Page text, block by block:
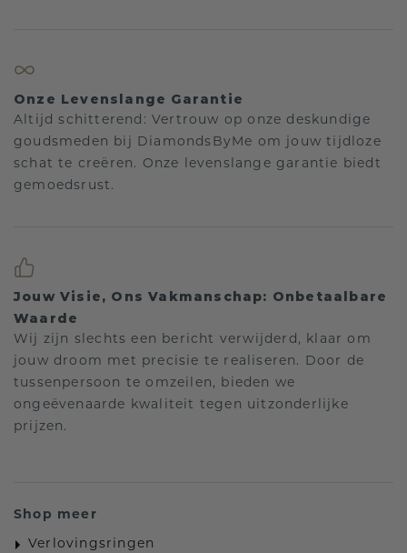
Onze Levenslange Garantie
Altijd schitterend: Vertrouw op onze deskundige
goudsmeden bij DiamondsByMe om jouw tijdloze
schat te creëren. Onze levenslange garantie biedt
gemoedsrust.
Jouw Visie, Ons Vakmanschap: Onbetaalbare
Waarde
Wij zijn slechts een bericht verwijderd, klaar om
jouw droom met precisie te realiseren. Door de
tussenpersoon te omzeilen, bieden we
ongeëvenaarde kwaliteit tegen uitzonderlijke
prijzen.
Shop meer
Verlovingsringen